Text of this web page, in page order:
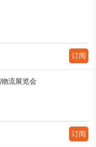
订阅
流展览会
订阅